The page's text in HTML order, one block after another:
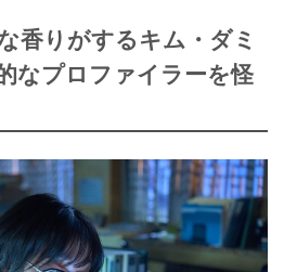
香りがするキム・ダミ
なプロファイラーを怪